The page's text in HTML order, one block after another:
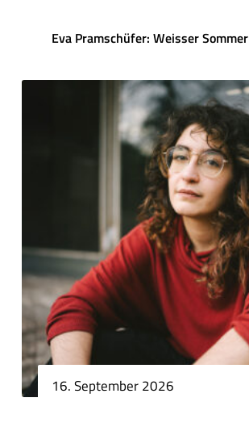
Eva Pramschüfer: Weisser Sommer
16. September 2026